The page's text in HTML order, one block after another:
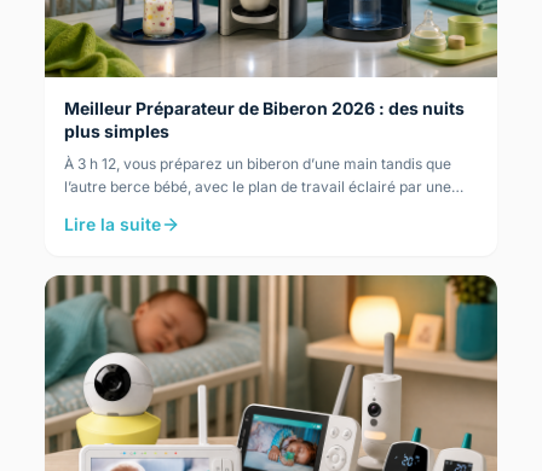
Meilleur Préparateur de Biberon 2026 : des nuits
plus simples
À 3 h 12, vous préparez un biberon d’une main tandis que
l’autre berce bébé, avec le plan de travail éclairé par une
Lire la suite